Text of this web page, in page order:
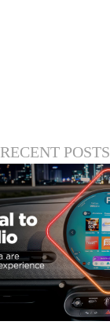
RECENT POSTS